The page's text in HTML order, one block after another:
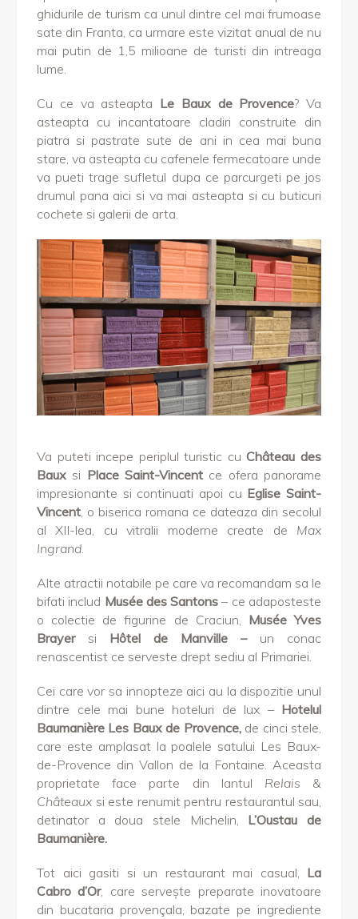
ghidurile de turism ca unul dintre cel mai frumoase
sate din Franta, ca urmare este vizitat anual de nu
mai putin de 1,5 milioane de turisti din intreaga
lume.
Cu ce va asteapta Le Baux de Provence? Va
asteapta cu incantatoare cladiri construite din
piatra si pastrate sute de ani in cea mai buna
stare, va asteapta cu cafenele fermecatoare unde
va pueti trage sufletul dupa ce parcurgeti pe jos
drumul pana aici si va mai asteapta si cu buticuri
cochete si galerii de arta.
Va puteti incepe periplul turistic cuChâteau des
Baux si Place Saint-Vincent ce ofera panorame
impresionante si continuati apoi cu Eglise Saint-
Vincent , o biserica romana ce dateaza din secolul
al XII-lea, cu vitralii moderne create de Max
Ingrand
Alte atractii notabile pe care va recomandam sa le
bifati includ Musée des Santons – ce adaposteste
o colectie de figurine de Craciun, Musée Yves
Brayersi Hôtel de Manville –un conac
renascentist ce serveste drept sediu al Primariei.
Cei care vor sa innopteze aici au la dispozitie unul
dintre cele mai bune hoteluri de lux – Hotelul
Baumanière Les Baux de Provence,de cinci stele,
care este amplasat la poalele satului Les Baux-
de-Provence din Vallon de la Fontaine. Aceasta
proprietate face parte din lantul Relais &
Châteaux si este renumit pentru restaurantul sau,
detinator a doua stele Michelin, L’Oustau de
Baumanière.
Tot aici gasiti si un restaurant mai casual, La
Cabro d’Or, care servește preparate inovatoare
din bucataria provençala, bazate pe ingrediente